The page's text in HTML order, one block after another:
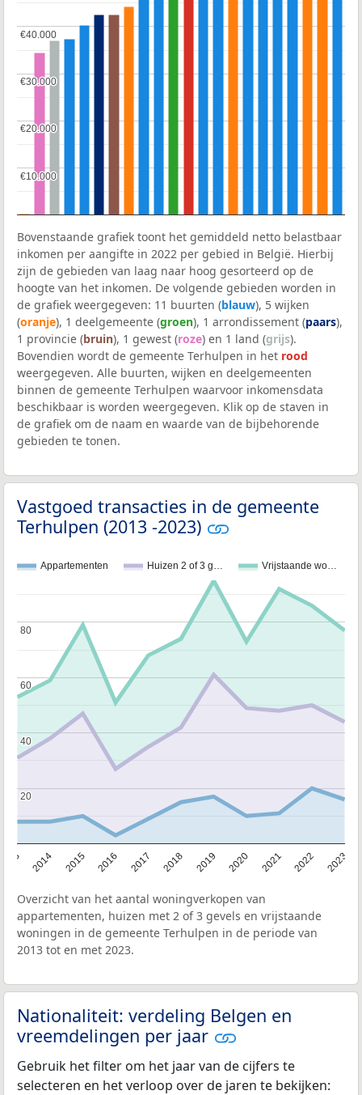
€10.000
€10.000
€20.000
€20.000
€30.000
€30.000
€40.000
€40.000
Bovenstaande grafiek toont het gemiddeld netto belastbaar
inkomen per aangifte in 2022 per gebied in België. Hierbij
zijn de gebieden van laag naar hoog gesorteerd op de
hoogte van het inkomen. De volgende gebieden worden in
de grafiek weergegeven: 11 buurten (blauw), 5 wijken
(oranje), 1 deelgemeente (groen), 1 arrondissement (paars),
1 provincie (bruin), 1 gewest (roze) en 1 land (grijs).
Bovendien wordt de gemeente Terhulpen in het rood
weergegeven. Alle buurten, wijken en deelgemeenten
binnen de gemeente Terhulpen waarvoor inkomensdata
beschikbaar is worden weergegeven. Klik op de staven in
de grafiek om de naam en waarde van de bijbehorende
gebieden te tonen.
Vastgoed transacties in de gemeente
Terhulpen (2013 -2023)
Appartementen Huizen 2 of 3 g… Vrijstaande wo…
2014 2015 2016 2017 2018 2019 2020 2021 2022 2023
20
20
40
40
60
60
80
80
Overzicht van het aantal woningverkopen van
appartementen, huizen met 2 of 3 gevels en vrijstaande
woningen in de gemeente Terhulpen in de periode van
2013 tot en met 2023.
Nationaliteit: verdeling Belgen en
vreemdelingen per jaar
Gebruik het filter om het jaar van de cijfers te
selecteren en het verloop over de jaren te bekijken: